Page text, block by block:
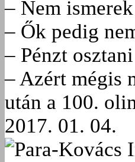
– Nem
– Ők pedig
– Pénzt
– Azért mégis
után a 100.
2017. 01. 04.
Para-Kovács